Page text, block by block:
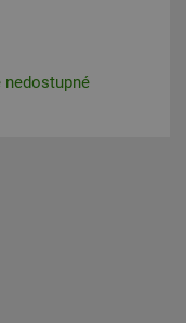
nedostupné